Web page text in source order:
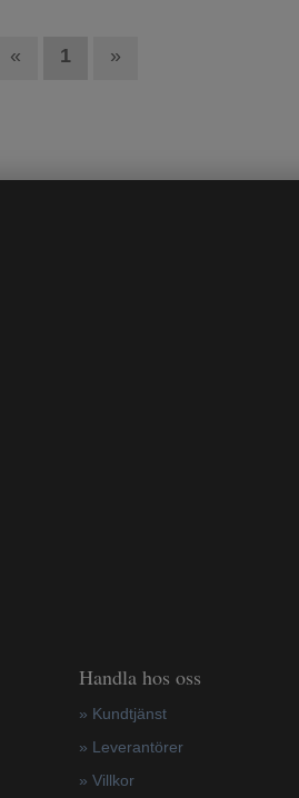
« 1 »
Handla hos oss
» Kundtjänst
» Leverantörer
» Villkor